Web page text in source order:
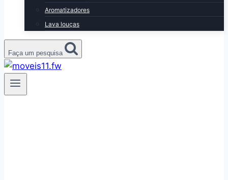
Aromatizadores
Lava louças
Faça um pesquisa